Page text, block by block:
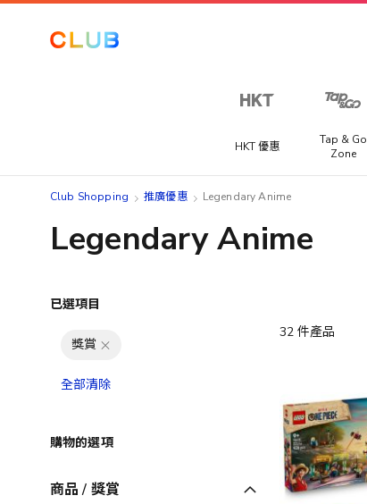
HKT 優惠
Tap & Go
Zone
Club Shopping 推廣優惠 Legendary Anime
Legendary Anime
32件產品
已選項目
獎賞
全部清除
購物的選項
商品 / 獎賞